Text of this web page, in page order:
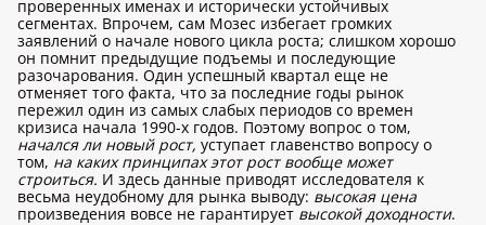
проверенных именах и исторически устойчивых
сегментах. Впрочем, сам Мозес избегает громких
заявлений о начале нового цикла роста; слишком хорошо
он помнит предыдущие подъемы и последующие
разочарования. Один успешный квартал еще не
отменяет того факта, что за последние годы рынок
пережил один из самых слабых периодов со времен
кризиса начала 1990-х годов. Поэтому вопрос о том,
начался ли новый рост, уступает главенство вопросу о
том, на каких принципах этот рост вообще может
строиться. И здесь данные приводят исследователя к
весьма неудобному для рынка выводу: высокая цена
произведения вовсе не гарантирует высокой доходности.